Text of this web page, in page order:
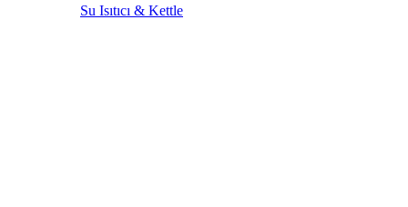
Su Isıtıcı & Kettle